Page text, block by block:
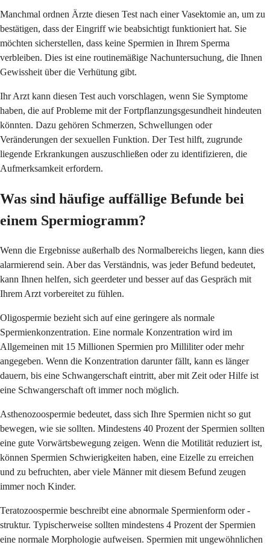
Manchmal ordnen Ärzte diesen Test nach einer Vasektomie an, um zu
bestätigen, dass der Eingriff wie beabsichtigt funktioniert hat. Sie
möchten sicherstellen, dass keine Spermien in Ihrem Sperma
verbleiben. Dies ist eine routinemäßige Nachuntersuchung, die Ihnen
Gewissheit über die Verhütung gibt.
Ihr Arzt kann diesen Test auch vorschlagen, wenn Sie Symptome
haben, die auf Probleme mit der Fortpflanzungsgesundheit hindeuten
könnten. Dazu gehören Schmerzen, Schwellungen oder
Veränderungen der sexuellen Funktion. Der Test hilft, zugrunde
liegende Erkrankungen auszuschließen oder zu identifizieren, die
Aufmerksamkeit erfordern.
Was sind häufige auffällige Befunde bei
einem Spermiogramm?
Wenn die Ergebnisse außerhalb des Normalbereichs liegen, kann dies
alarmierend sein. Aber das Verständnis, was jeder Befund bedeutet,
kann Ihnen helfen, sich geerdeter und besser auf das Gespräch mit
Ihrem Arzt vorbereitet zu fühlen.
Oligospermie bezieht sich auf eine geringere als normale
Spermienkonzentration. Eine normale Konzentration wird im
Allgemeinen mit 15 Millionen Spermien pro Milliliter oder mehr
angegeben. Wenn die Konzentration darunter fällt, kann es länger
dauern, bis eine Schwangerschaft eintritt, aber mit Zeit oder Hilfe ist
eine Schwangerschaft oft immer noch möglich.
Asthenozoospermie bedeutet, dass sich Ihre Spermien nicht so gut
bewegen, wie sie sollten. Mindestens 40 Prozent der Spermien sollten
eine gute Vorwärtsbewegung zeigen. Wenn die Motilität reduziert ist,
können Spermien Schwierigkeiten haben, eine Eizelle zu erreichen
und zu befruchten, aber viele Männer mit diesem Befund zeugen
immer noch Kinder.
Teratozoospermie beschreibt eine abnormale Spermienform oder -
struktur. Typischerweise sollten mindestens 4 Prozent der Spermien
eine normale Morphologie aufweisen. Spermien mit ungewöhnlichen